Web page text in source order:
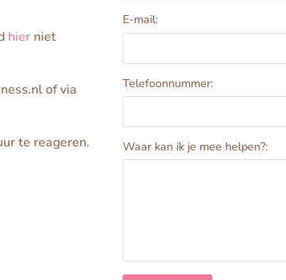
hier niet
of via
te reageren.
E-mail:
Telefoonnummer:
Waar kan ik je mee helpen?: